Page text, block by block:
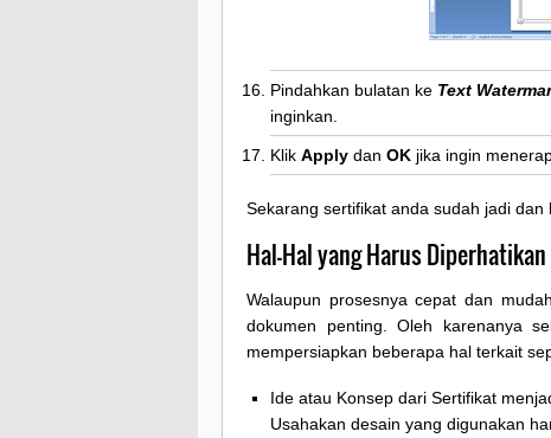
Pindahkan bulatan ke Text
inginkan.
Klik Apply dan OK jika ingin
Sekarang sertifikat anda sudah jadi
Hal-Hal yang Harus
Walaupun prosesnya cepat dan
dokumen penting. Oleh karenanya
mempersiapkan beberapa hal terkait
Ide atau Konsep dari Sertifikat
Usahakan desain yang digunakan